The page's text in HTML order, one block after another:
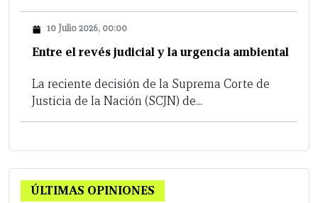
10 Julio 2026, 00:00
Entre el revés judicial y la urgencia ambiental
La reciente decisión de la Suprema Corte de
Justicia de la Nación (SCJN) de...
ÚLTIMAS OPINIONES